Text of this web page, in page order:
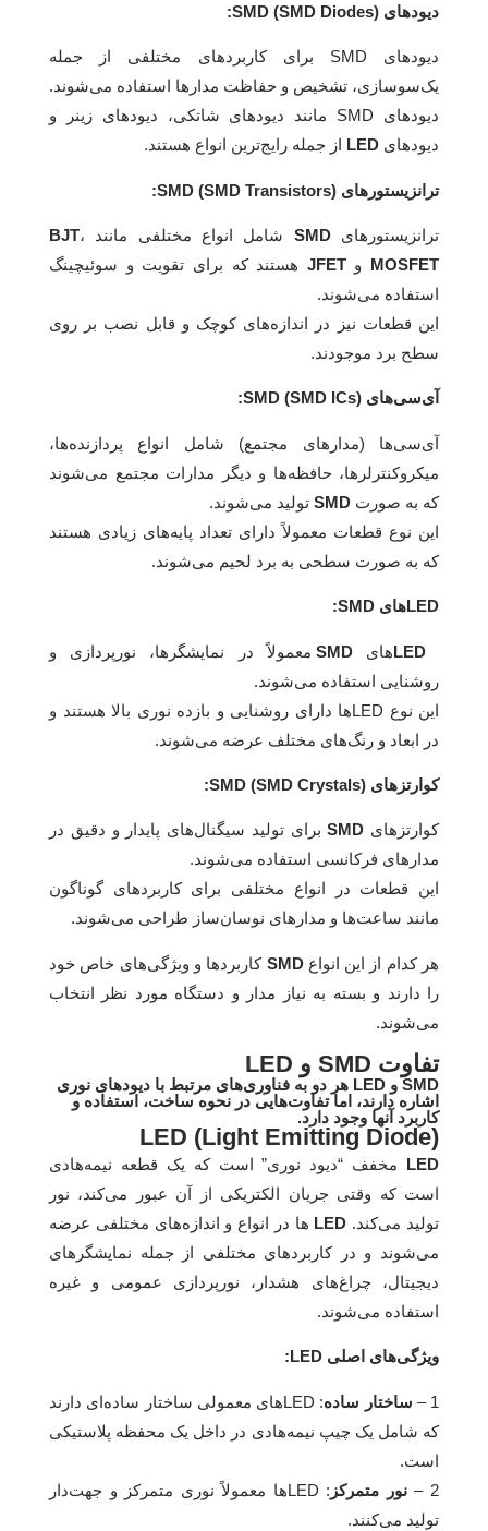
دیودهای SMD (SMD Diodes):
دیودهای SMD برای کاربردهای مختلفی از جمله
یک‌سو‌سازی، تشخیص و حفاظت مدارها استفاده می‌شوند.
دیودهای SMD مانند دیودهای شاتکی، دیودهای زینر و
دیودهای LED از جمله رایج‌ترین انواع هستند.
ترانزیستورهای SMD (SMD Transistors):
ترانزیستورهایSMD شامل انواع مختلفی مانند BJT،
MOSFET وJFET هستند که برای تقویت و سوئیچینگ
استفاده می‌شوند.
این قطعات نیز در اندازه‌های کوچک و قابل نصب بر روی
سطح برد موجودند.
آی‌سی‌های SMD (SMD ICs):
آی‌سی‌ها (مدارهای مجتمع) شامل انواع پردازنده‌ها،
میکروکنترلرها، حافظه‌ها و دیگر مدارات مجتمع می‌شوند
که به صورت SMD تولید می‌شوند.
این نوع قطعات معمولاً دارای تعداد پایه‌های زیادی هستند
که به صورت سطحی به برد لحیم می‌شوند.
LED‌های SMD:
LED‌ هایSMD معمولاً در نمایشگرها، نورپردازی و
روشنایی استفاده می‌شوند.
این نوع LED‌ها دارای روشنایی و بازده نوری بالا هستند و
در ابعاد و رنگ‌های مختلف عرضه می‌شوند.
کوارتزهای SMD (SMD Crystals):
کوارتزهای SMDبرای تولید سیگنال‌های پایدار و دقیق در
مدارهای فرکانسی استفاده می‌شوند.
این قطعات در انواع مختلفی برای کاربردهای گوناگون
مانند ساعت‌ها و مدارهای نوسان‌ساز طراحی می‌شوند.
هر کدام از این انواعSMD کاربردها و ویژگی‌های خاص خود
را دارند و بسته به نیاز مدار و دستگاه مورد نظر انتخاب
می‌شوند.
تفاوت SMD و LED
SMD و LED هر دو به فناوری‌های مرتبط با دیودهای نوری
اشاره دارند، اما تفاوت‌هایی در نحوه ساخت، استفاده و
کاربرد آنها وجود دارد.
LED (Light Emitting Diode)
LED مخفف “دیود نوری” است که یک قطعه نیمه‌هادی
است که وقتی جریان الکتریکی از آن عبور می‌کند، نور
تولید می‌کند. LED‌ ها در انواع و اندازه‌های مختلفی عرضه
می‌شوند و در کاربردهای مختلفی از جمله نمایشگرهای
دیجیتال، چراغ‌های هشدار، نورپردازی عمومی و غیره
استفاده می‌شوند.
ویژگی‌های اصلی LED:
1 – ساختار ساده
: LED‌های معمولی ساختار ساده‌ای دارند
که شامل یک چیپ نیمه‌هادی در داخل یک محفظه پلاستیکی
است.
2 –
نور متمرکز
: LED‌ها معمولاً نوری متمرکز و جهت‌دار
تولید می‌کنند.